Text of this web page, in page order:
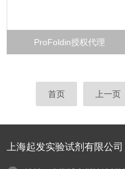
ProFoldin授权代理
首页 上一页
上海起发实验试剂有限公司